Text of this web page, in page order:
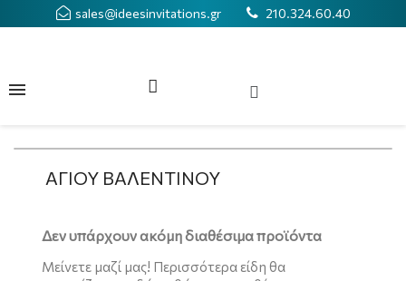
sales@ideesinvitations.gr 210.324.60.40
ΑΓΙΟΥ ΒΑΛΕΝΤΙΝΟΥ
Δεν υπάρχουν ακόμη διαθέσιμα προϊόντα
Μείνετε μαζί μας! Περισσότερα είδη θα